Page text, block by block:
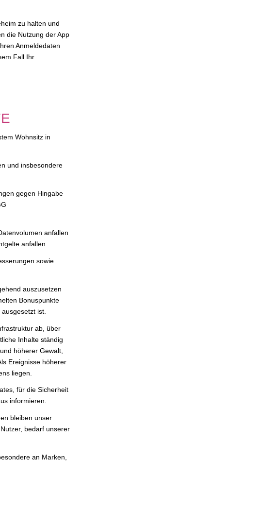
zu halten und
die Nutzung der App
Anmeldedaten
Fall Ihr
Wohnsitz in
und insbesondere
gegen Hingabe
anfallen
anfallen.
sowie
auszusetzen
Bonuspunkte
ist.
ab, über
Inhalte ständig
höherer Gewalt,
Ereignisse höherer
liegen.
für die Sicherheit
informieren.
bleiben unser
bedarf unserer
an Marken,